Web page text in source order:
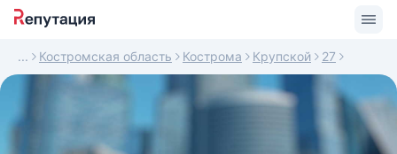
Костромская область Кострома Крупской 27